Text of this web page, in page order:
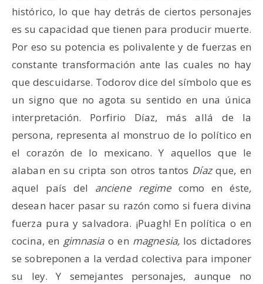
histórico, lo que hay detrás de ciertos personajes
es su capacidad que tienen para producir muerte.
Por eso su potencia es polivalente y de fuerzas en
constante transformación ante las cuales no hay
que descuidarse. Todorov dice del símbolo que es
un signo que no agota su sentido en una única
interpretación. Porfirio Díaz, más allá de la
persona, representa al monstruo de lo político en
el corazón de lo mexicano. Y aquellos que le
alaban en su cripta son otros tantos Díazque, en
aquel país del anciene regimecomo en éste,
desean hacer pasar su razón como si fuera divina
fuerza pura y salvadora. ¡Puagh! En política o en
cocina, en gimnasiao en magnesia, los dictadores
se sobreponen a la verdad colectiva para imponer
su ley. Y semejantes personajes, aunque no